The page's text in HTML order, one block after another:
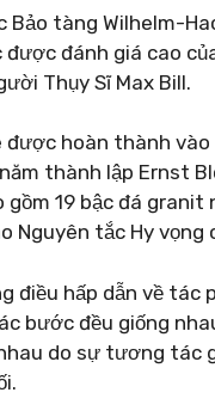
Bảo tàng Wilhelm-
được đánh giá cao
Thụy Sĩ Max Bill.
được hoàn thành vào
thành lập Ernst
19 bậc đá granit
Nguyên tắc Hy vọng
điều hấp dẫn về tác
bước đều giống
do sự tương tác